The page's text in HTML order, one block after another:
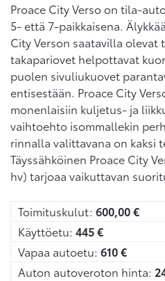
Proace City Verso on tila-
5- että 7-paikkaisena.
City Verson saatavilla olevat
takapariovet helpottavat
puolen sivuliukuovet
entisestään. Proace City
monenlaisiin kuljetus- ja
vaihtoehto isommallekin
rinnalla valittavana on kaksi
Täyssähköinen Proace City
hv) tarjoaa vaikuttavan
Toimituskulut: 600,00€
Käyttöetu: 445€
Vapaa autoetu: 610€
Auton autoveroton hinta: